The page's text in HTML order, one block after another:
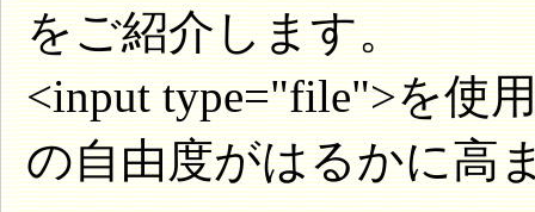
をご紹介します。
<input type="file">を使
の自由度がはるかに高